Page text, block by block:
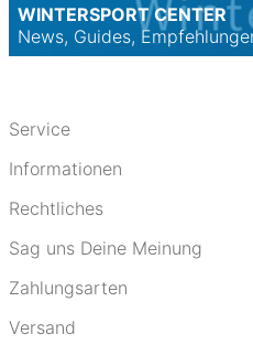
WINTERSPORT CENTER
News, Guides,
Service
Informationen
Rechtliches
Sag uns Deine Meinung
Zahlungsarten
Versand